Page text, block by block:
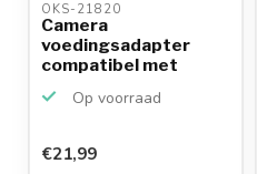
OKS-21820
Camera
voedingsadapter
compatibel met
6L)
Op voorraad
€21,99